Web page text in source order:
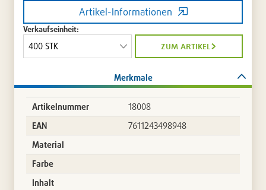
Artikel-Informationen
Verkaufseinheit:
zum artikel
Merkmale
Artikelnummer
18008
EAN
7611243498948
Material
Farbe
Inhalt